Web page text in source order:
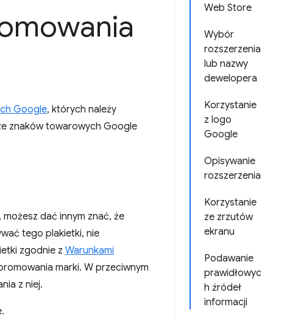
Web Store
Wybór
rozszerzenia
lub nazwy
dewelopera
Korzystanie
z logo
Google
Opisywanie
rozszerzenia
Korzystanie
ze zrzutów
ekranu
Podawanie
prawidłowyc
h źródeł
informacji
Google, których należy
znaków towarowych Google
dać innym znać, że
tego plakietki, nie
zgodnie z Warunkami
marki. W przeciwnym
z niej.